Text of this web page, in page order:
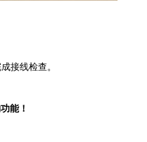
接线检查。
能！